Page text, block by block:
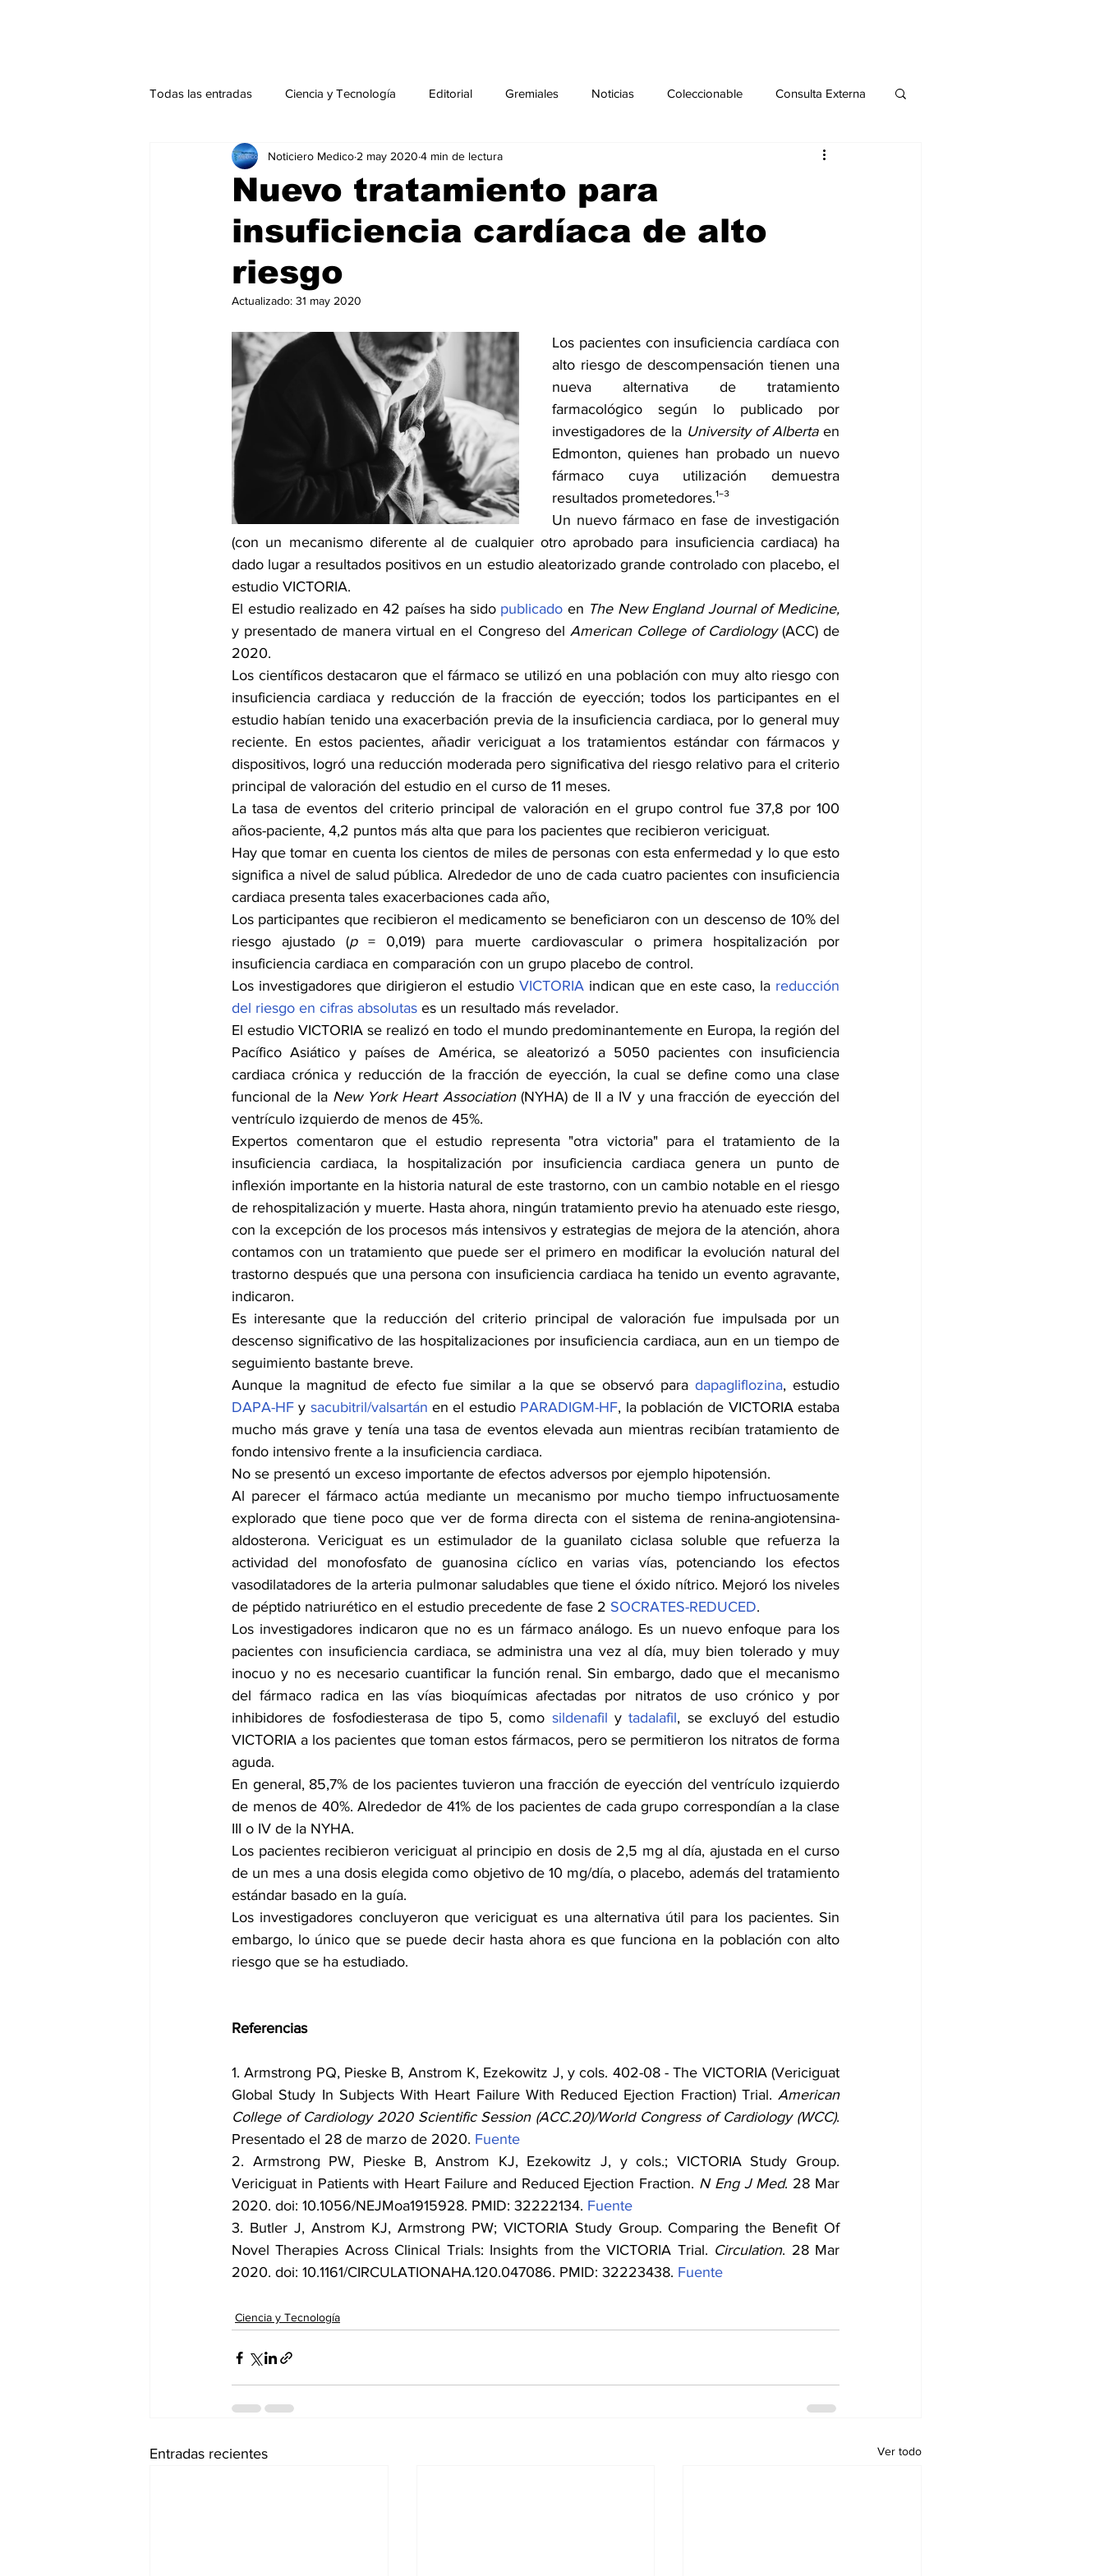
Todas las entradas Ciencia y Tecnología Editorial Gremiales Noticias Coleccionable Consulta Externa
Actualidad Salud Mental Agenda Sección especial Publicaciones
Endocrinología Actualidad especial Ciencia y Tecnología especial Coleccionable especial
Consulta Externa especial
Especiales especial Perfiles especial Publicaciones especial
dia mundial de la hipertension
Nuevo tratamiento para
insuficiencia cardíaca de alto
riesgo
Noticiero Medico 2 may 2020 4 min de lectura
Actualizado: 31 may 2020
Los pacientes con insuficiencia cardíaca con
alto riesgo de descompensación tienen una
nueva alternativa de tratamiento
farmacológico según lo publicado por
investigadores de la University of Alberta en
Edmonton, quienes han probado un nuevo
fármaco cuya utilización demuestra
resultados prometedores.¹⁻³
Un nuevo fármaco en fase de investigación
(con un mecanismo diferente al de cualquier otro aprobado para insuficiencia cardiaca) ha
dado lugar a resultados positivos en un estudio aleatorizado grande controlado con placebo, el
estudio VICTORIA.
El estudio realizado en 42 países ha sido publicado en The New England Journal of Medicine,
y presentado de manera virtual en el Congreso del American College of Cardiology (ACC) de
2020.
Los científicos destacaron que el fármaco se utilizó en una población con muy alto riesgo con
insuficiencia cardiaca y reducción de la fracción de eyección; todos los participantes en el
estudio habían tenido una exacerbación previa de la insuficiencia cardiaca, por lo general muy
reciente. En estos pacientes, añadir vericiguat a los tratamientos estándar con fármacos y
dispositivos, logró una reducción moderada pero significativa del riesgo relativo para el criterio
principal de valoración del estudio en el curso de 11 meses.
La tasa de eventos del criterio principal de valoración en el grupo control fue 37,8 por 100
años-paciente, 4,2 puntos más alta que para los pacientes que recibieron vericiguat.
Hay que tomar en cuenta los cientos de miles de personas con esta enfermedad y lo que esto
significa a nivel de salud pública. Alrededor de uno de cada cuatro pacientes con insuficiencia
cardiaca presenta tales exacerbaciones cada año,
Los participantes que recibieron el medicamento se beneficiaron con un descenso de 10% del
riesgo ajustado (p = 0,019) para muerte cardiovascular o primera hospitalización por
insuficiencia cardiaca en comparación con un grupo placebo de control.
Los investigadores que dirigieron el estudio VICTORIA indican que en este caso, la reducción
del riesgo en cifras absolutas es un resultado más revelador.
El estudio VICTORIA se realizó en todo el mundo predominantemente en Europa, la región del
Pacífico Asiático y países de América, se aleatorizó a 5050 pacientes con insuficiencia
cardiaca crónica y reducción de la fracción de eyección, la cual se define como una clase
funcional de la New York Heart Association (NYHA) de II a IV y una fracción de eyección del
ventrículo izquierdo de menos de 45%.
Expertos comentaron que el estudio representa "otra victoria" para el tratamiento de la
insuficiencia cardiaca, la hospitalización por insuficiencia cardiaca genera un punto de
inflexión importante en la historia natural de este trastorno, con un cambio notable en el riesgo
de rehospitalización y muerte. Hasta ahora, ningún tratamiento previo ha atenuado este riesgo,
con la excepción de los procesos más intensivos y estrategias de mejora de la atención, ahora
contamos con un tratamiento que puede ser el primero en modificar la evolución natural del
trastorno después que una persona con insuficiencia cardiaca ha tenido un evento agravante,
indicaron.
Es interesante que la reducción del criterio principal de valoración fue impulsada por un
descenso significativo de las hospitalizaciones por insuficiencia cardiaca, aun en un tiempo de
seguimiento bastante breve.
Aunque la magnitud de efecto fue similar a la que se observó para dapagliflozina
DAPA-HF y sacubitril/valsartán en el estudio PARADIGM-HF, la población de VICTORIA estaba
mucho más grave y tenía una tasa de eventos elevada aun mientras recibían tratamiento de
fondo intensivo frente a la insuficiencia cardiaca.
No se presentó un exceso importante de efectos adversos por ejemplo hipotensión.
Al parecer el fármaco actúa mediante un mecanismo por mucho tiempo infructuosamente
explorado que tiene poco que ver de forma directa con el sistema de renina-angiotensina-
aldosterona. Vericiguat es un estimulador de la guanilato ciclasa soluble que refuerza la
actividad del monofosfato de guanosina cíclico en varias vías, potenciando los efectos
vasodilatadores de la arteria pulmonar saludables que tiene el óxido nítrico. Mejoró los niveles
de péptido natriurético en el estudio precedente de fase 2 SOCRATES-REDUCED.
Los investigadores indicaron que no es un fármaco análogo. Es un nuevo enfoque para los
pacientes con insuficiencia cardiaca, se administra una vez al día, muy bien tolerado y muy
inocuo y no es necesario cuantificar la función renal. Sin embargo, dado que el mecanismo
del fármaco radica en las vías bioquímicas afectadas por nitratos de uso crónico y por
inhibidores de fosfodiesterasa de tipo 5, como sildenafil y tadalafil, se excluyó del estudio
VICTORIA a los pacientes que toman estos fármacos, pero se permitieron los nitratos de forma
aguda.
En general, 85,7% de los pacientes tuvieron una fracción de eyección del ventrículo izquierdo
de menos de 40%. Alrededor de 41% de los pacientes de cada grupo correspondían a la clase
III o IV de la NYHA.
Los pacientes recibieron vericiguat al principio en dosis de 2,5 mg al día, ajustada en el curso
de un mes a una dosis elegida como objetivo de 10 mg/día, o placebo, además del tratamiento
estándar basado en la guía.
Los investigadores concluyeron que vericiguat es una alternativa útil para los pacientes. Sin
embargo, lo único que se puede decir hasta ahora es que funciona en la población con alto
riesgo que se ha estudiado.
Referencias
1. Armstrong PQ, Pieske B, Anstrom K, Ezekowitz J, y cols. 402-08 - The VICTORIA (Vericiguat
Global Study In Subjects With Heart Failure With Reduced Ejection Fraction) Trial. American
College of Cardiology 2020 Scientific Session (ACC.20)/World Congress of Cardiology (WCC).
Presentado el 28 de marzo de 2020. Fuente
2. Armstrong PW, Pieske B, Anstrom KJ, Ezekowitz J, y cols.; VICTORIA Study Group.
Vericiguat in Patients with Heart Failure and Reduced Ejection Fraction. N Eng J Med. 28 Mar
2020. doi: 10.1056/NEJMoa1915928. PMID: 32222134. Fuente
3. Butler J, Anstrom KJ, Armstrong PW; VICTORIA Study Group. Comparing the Benefit Of
Novel Therapies Across Clinical Trials: Insights from the VICTORIA Trial. Circulation. 28 Mar
2020. doi: 10.1161/CIRCULATIONAHA.120.047086. PMID: 32223438. Fuente
Ciencia y Tecnología
Entradas recientes Ver todo